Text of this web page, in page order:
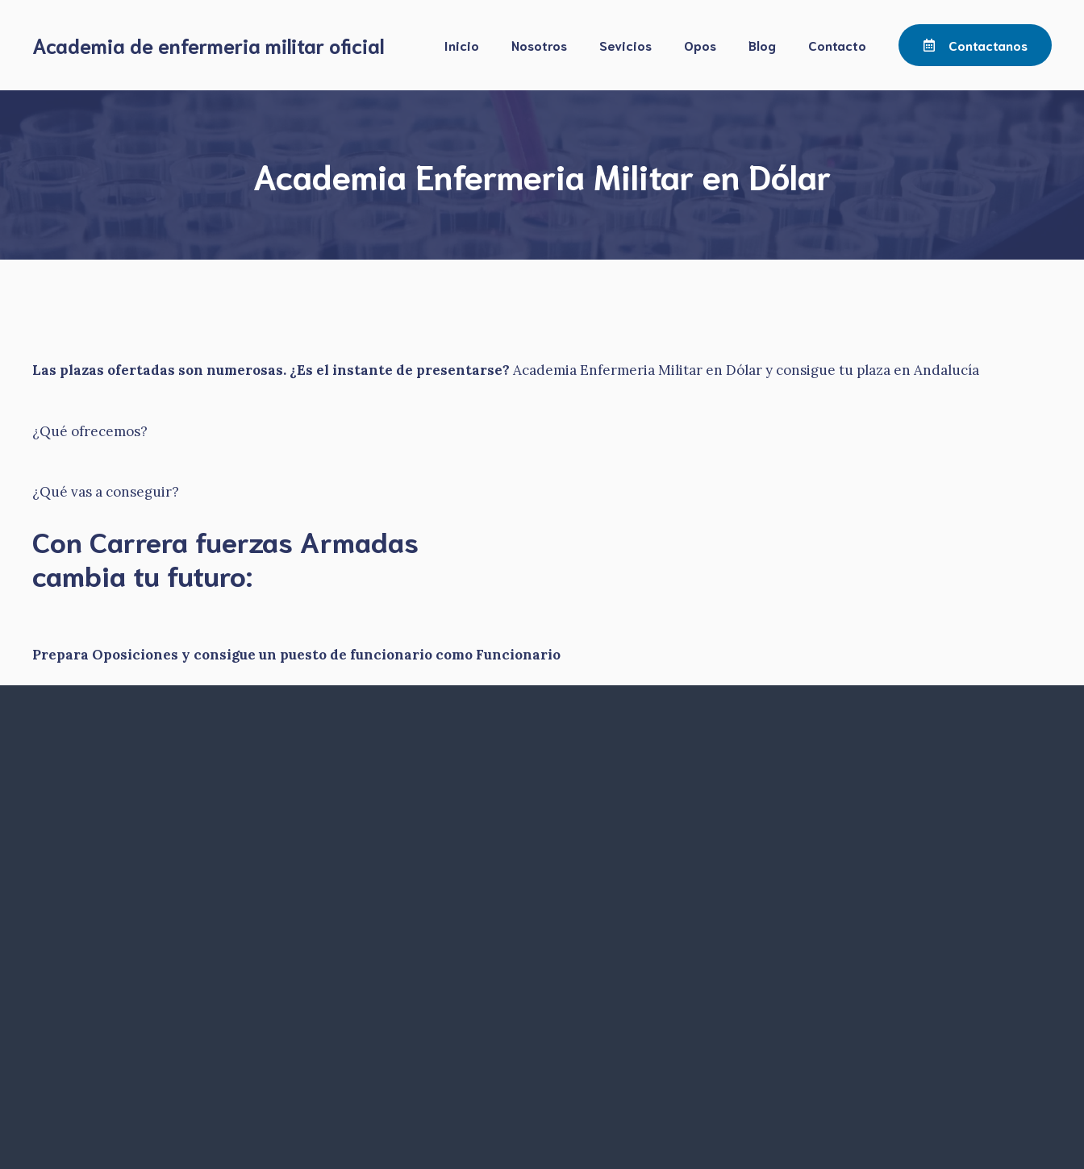
contentAcademia de enfermeria militar oficial Inicio Nosotros Sevicios Opos Blog Contacto Contactanos
Academia Enfermeria Militar en Dólar
Las plazas ofertadas son numerosas. ¿Es el instante de presentarse? Academia Enfermeria Militar en Dólar y consigue tu plaza en Andalucía
¿Qué ofrecemos?
¿Qué vas a conseguir?
Con Carrera fuerzas Armadas
​cambia tu futuro:
Prepara Oposiciones y consigue un puesto de funcionario como Funcionario